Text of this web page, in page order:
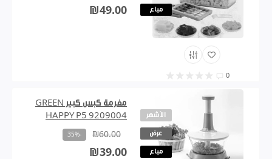
مباع
0
₪49.00
الأشهر
عرض
مباع
مفرمة كبس كبير GREEN
HAPPY P5 9209004
₪60.00
-35%
₪39.00